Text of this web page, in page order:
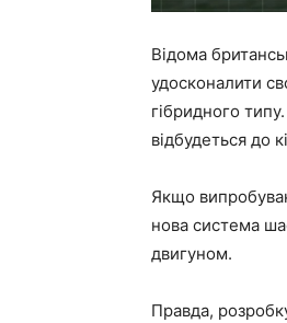
Відома
удосконалити
гібридного
відбудеться до
Якщо
нова система
двигуном.
Правда,